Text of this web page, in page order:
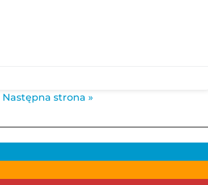
Następna strona »